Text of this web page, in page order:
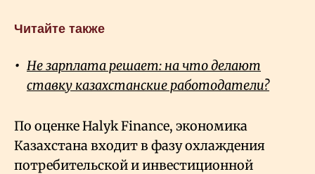
Читайте также
Не зарплата решает: на что делают
ставку казахстанские работодатели?
По оценке Halyk Finance, экономика
Казахстана входит в фазу охлаждения
потребительской и инвестиционной